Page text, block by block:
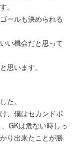
。
ールも決められる
い機会だと思って
思います。
た。
、僕はセカンドボ
GKは危ない時しっ
り出来たことが勝